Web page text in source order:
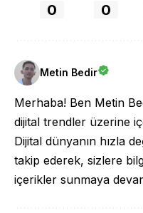
0 0
Metin Bedir
Merhaba! Ben Metin
dijital trendler üzerine
Dijital dünyanın hızla
takip ederek, sizlere
içerikler sunmaya